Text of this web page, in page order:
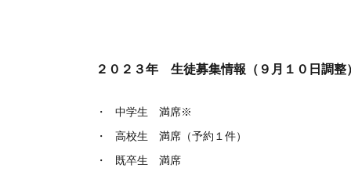
２０２３年 生徒募集情報（９月１０日調整
中学生 満席※
高校生 満席（予約１件）
既卒生 満席